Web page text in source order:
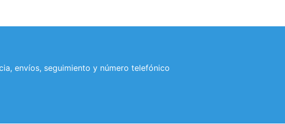
envíos, seguimiento y número telefónico